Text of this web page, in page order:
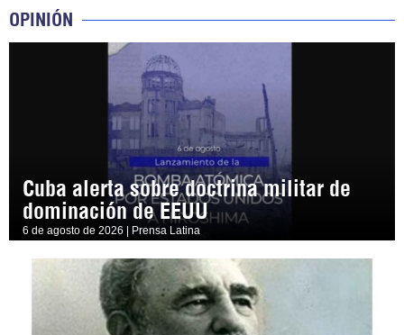
OPINIÓN
Cuba alerta sobre doctrina militar de
dominación de EEUU
6 de agosto de 2026 | Prensa Latina